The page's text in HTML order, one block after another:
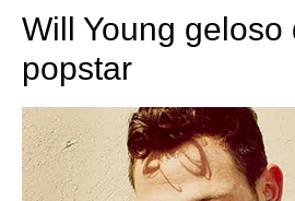
Will Young geloso
popstar